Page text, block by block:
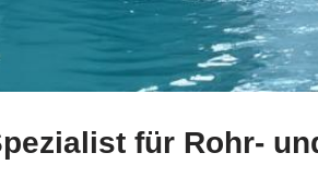
& Kanalarbeiten,
für Rohr-